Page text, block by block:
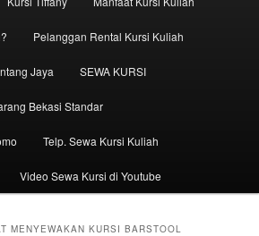
Pelanggan Rental Kursi Kuliah
Jaya SEWA KURSI
Bekasi Standar
Telp. Sewa Kursi Kuliah
Video Sewa Kursi di Youtube
MENYEWAKAN KURSI BARSTOOL